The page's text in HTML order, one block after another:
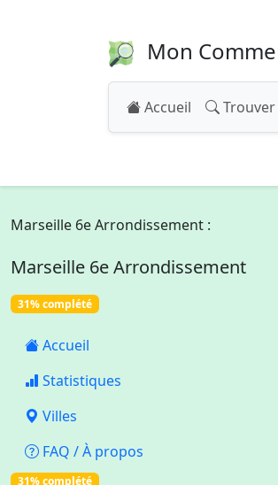
Mon
Accueil
Marseille 6e Arrondissement :
Marseille 6e Arrondissement
31% complété
Accueil
Statistiques
Villes
FAQ / À propos
31% complété